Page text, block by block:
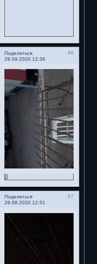
Поделиться
66
29.09.2020 12:36
0
Поделиться
67
29.09.2020 12:51